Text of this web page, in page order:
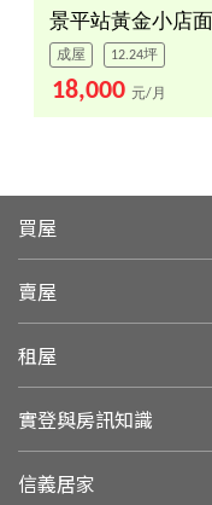
景平站黃金小店面
成屋 12.24坪
18,000 元/月
買屋
賣屋
租屋
實登與房訊知識
信義居家